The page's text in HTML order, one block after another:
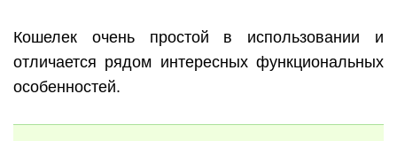
Кошелек очень простой в использовании и
отличается рядом интересных функциональных
особенностей.